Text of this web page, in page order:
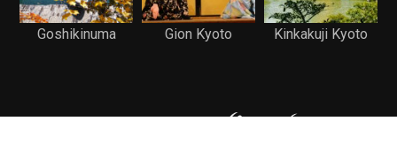
Goshikinuma Gion Kyoto Kinkakuji Kyoto